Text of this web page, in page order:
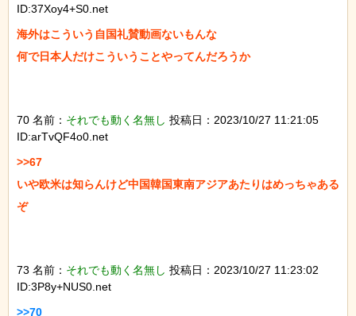
ID:37Xoy4+S0.net
海外はこういう自国礼賛動画ないもんな
何で日本人だけこういうことやってんだろうか
70 名前： それでも動く名無し 投稿日：2023/10/27 11:21:05
ID:arTvQF4o0.net
>>67
いや欧米は知らんけど中国韓国東南アジアあたりはめっちゃある
ぞ
73 名前： それでも動く名無し 投稿日：2023/10/27 11:23:02
ID:3P8y+NUS0.net
>>70